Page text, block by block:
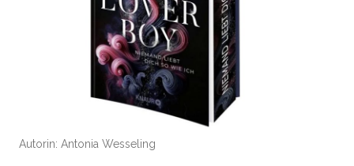
Autorin: Antonia Wesseling